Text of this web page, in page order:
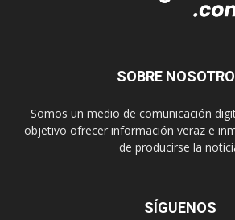
SOBRE
Somos un medio de comunicación
objetivo ofrecer información veraz e
de producirse la
SÍGUENOS